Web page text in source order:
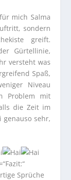
mich Salma
sondern
greift.
Gürtellinie,
versteht was
Spaß,
Niveau
Problem mit
die Zeit im
genauso sehr,
Sprüche